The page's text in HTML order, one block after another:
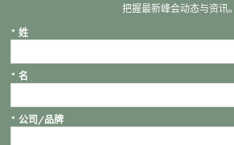
把握最新峰会动态与资讯。
* 姓
* 名
* 公司/品牌